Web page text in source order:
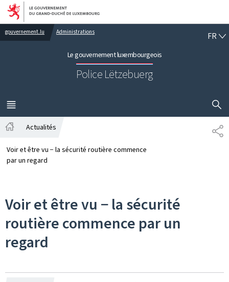
Aller au menu principal
Aller au contenu
gouvernement.lu Administrations
Le gouvernement luxembourgeois
Police Lëtzebuerg
FR
MENU
PRINCIPAL
Actualités
Voir et être vu − la sécurité routière commence
par un regard
Voir et être vu − la sécurité
routière commence par un
regard